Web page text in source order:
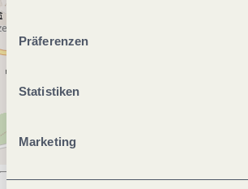
ablehnen" kann es zu
Präferenzen
Statistiken
Marketing